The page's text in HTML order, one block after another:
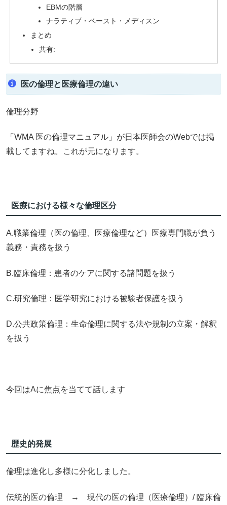
EBMの階層
ナラティブ・ベースト・メディスン
まとめ
共有:
医の倫理と医療倫理の違い
倫理分野
「WMA 医の倫理マニュアル」が日本医師会のWebでは掲
載してますね。これが元になります。
医療における様々な倫理区分
A.職業倫理（医の倫理、医療倫理など）医療専門職が負う
義務・責務を扱う
B.臨床倫理：患者のケアに関する諸問題を扱う
C.研究倫理：医学研究における被験者保護を扱う
D.公共政策倫理：生命倫理に関する法や規制の立案・解釈
を扱う
今回はAに焦点を当てて話します
歴史的発展
倫理は進化し多様に分化しました。
伝統的医の倫理 → 現代の医の倫理（医療倫理）/ 臨床倫